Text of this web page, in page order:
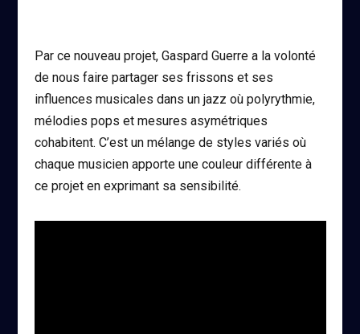
Par ce nouveau projet, Gaspard Guerre a la volonté
de nous faire partager ses frissons et ses
influences musicales dans un jazz où polyrythmie,
mélodies pops et mesures asymétriques
cohabitent. C’est un mélange de styles variés où
chaque musicien apporte une couleur différente à
ce projet en exprimant sa sensibilité.